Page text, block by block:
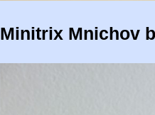
Minitrix Mnichov